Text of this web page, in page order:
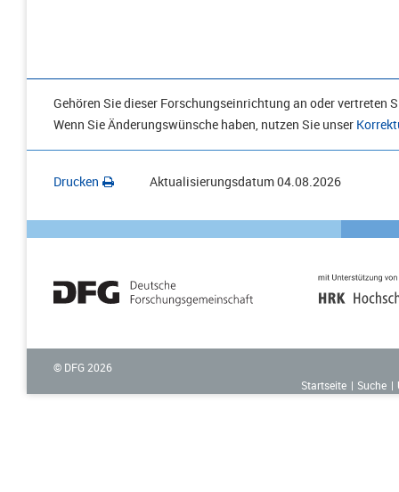
Gehören Sie dieser Forschungseinrichtung an oder vertreten
Wenn Sie Änderungswünsche haben, nutzen Sie unser
Drucken Aktualisierungsdatum04.08.2026
© DFG 2026
Startseite
Suche